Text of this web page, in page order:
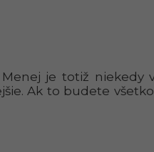
je totiž niekedy
Ak to budete